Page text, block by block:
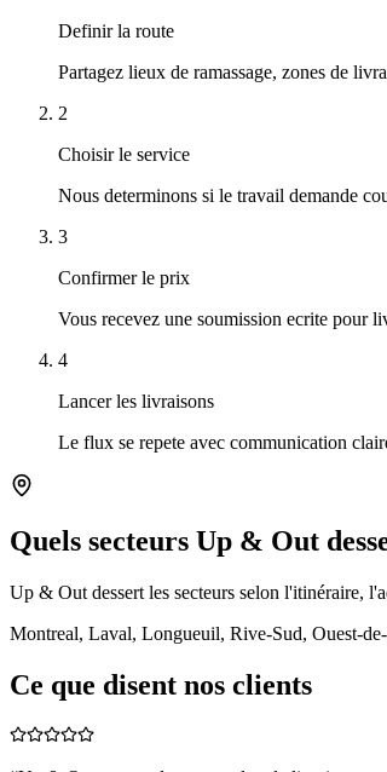
Definir la route
Partagez lieux de ramassage, zones de
2
Choisir le service
Nous determinons si le travail demande
3
Confirmer le prix
Vous recevez une soumission ecrite pour
4
Lancer les livraisons
Le flux se repete avec communication
Quels secteurs Up & Out
Up & Out dessert les secteurs selon l'itinéraire,
Montreal, Laval, Longueuil, Rive-Sud, Ouest-
Ce que disent nos clients